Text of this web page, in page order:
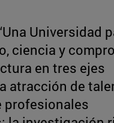
Universidad
ciencia y
en tres ejes
atracción de
profesionales